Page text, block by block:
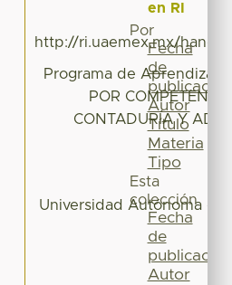
http://ri.uaemex.mx/
Programa de Aprendizaje
POR
CONTADURÍA Y
Universidad Autónoma
en RI
Por
Fecha
de
publicación
Autor
Título
Materia
Tipo
Esta
colección
Fecha
de
publicación
Autor